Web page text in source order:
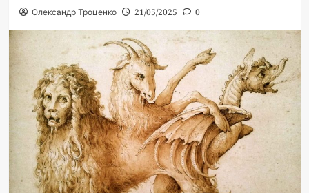
Олександр Троценко 21/05/2025 0